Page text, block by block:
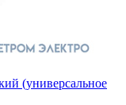
(универсальное